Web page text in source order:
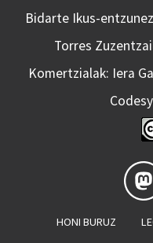
Bidarte Ikus-
Torres
Komertzialak: Iera
HONI BURUZ